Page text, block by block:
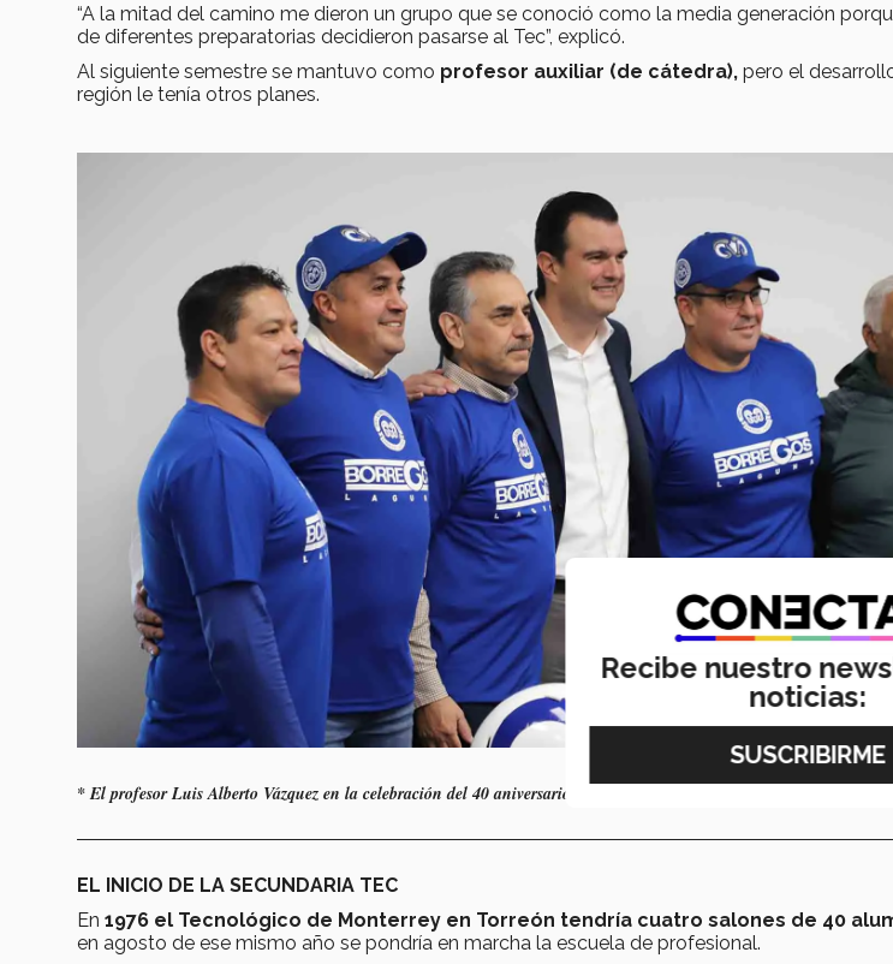
“A la mitad del camino me dieron un grupo que se conoció como la media generación
de diferentes preparatorias decidieron pasarse al Tec”, explicó.
Al siguiente semestre se mantuvo como profesor auxiliar (de cátedra), pero el
región le tenía otros planes.
* El profesor Luis Alberto Vázquez en la celebración del 40 aniversario de Borregos Laguna
EL INICIO DE LA SECUNDARIA TEC
En 1976 el Tecnológico de Monterrey en Torreón tendría cuatro salones de 40
en agosto de ese mismo año se pondría en marcha la escuela de profesional.
Recibe nuestro
noticias: